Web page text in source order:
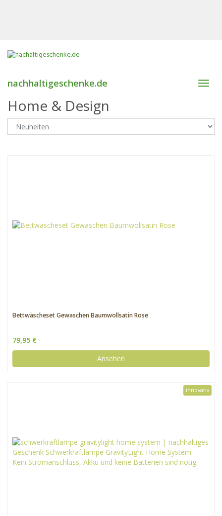
nachhaltigeschenke.de
Home & Design
Bettwäscheset Gewaschen Baumwollsatin Rose
79,95 €
Ansehen
innovativ